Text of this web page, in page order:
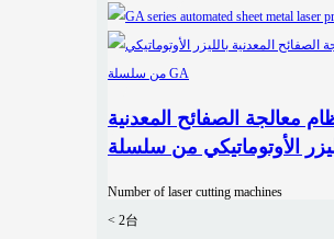
معالجة الصفائح المعدنية
Number of laser cutting machines
< 2台